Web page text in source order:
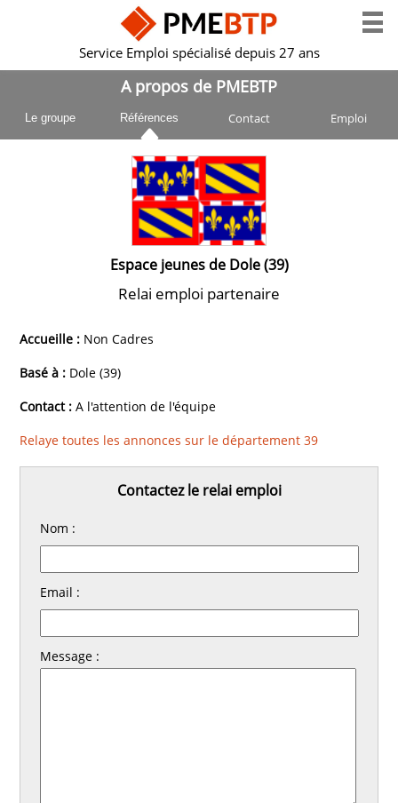
Service Emploi spécialisé depuis 27 ans
A propos de PMEBTP
Le groupe Références Contact Emploi
Espace jeunes de Dole (39)
Relai emploi partenaire
Accueille : Non Cadres
Basé à : Dole (39)
Contact : A l'attention de l'équipe
Relaye toutes les annonces sur le département 39
Contactez le relai emploi
Nom :
Email :
Message :